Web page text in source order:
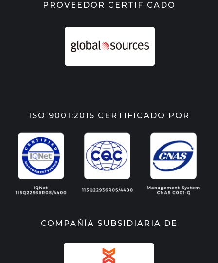
PROVEEDOR CERTIFICADO
ISO 9001:2015 CERTIFICADO POR
COMPAÑÍA SUBSIDIARIA DE